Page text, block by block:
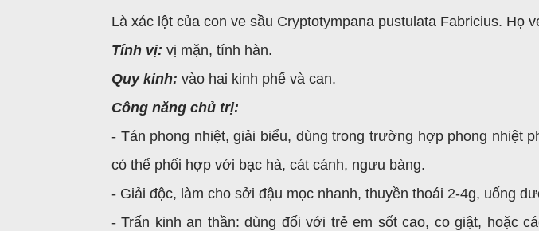
Là xác lột của con ve sầu Cryptotympana pustulata Fabricius. Họ
Tính vị: vị mặn, tính hàn.
Quy kinh: vào hai kinh phế và can.
Công năng chủ trị:
- Tán phong nhiệt, giải biểu, dùng trong trường hợp phong nhiệt
có thể phối hợp với bạc hà, cát cánh, ngưu bàng.
- Giải độc, làm cho sởi đậu mọc nhanh, thuyền thoái 2-4g, uống
- Trấn kinh an thần: dùng đối với trẻ em sốt cao, co giật, hoặc